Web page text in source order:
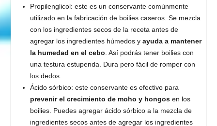
Propilenglicol: este es un conservante comúnmente
utilizado en la fabricación de boilies caseros. Se mezcla
con los ingredientes secos de la receta antes de
agregar los ingredientes húmedos y ayuda a mantener
la humedad en el cebo . Así podrás tener boilies con
una testura estupenda. Dura pero fácil de romper con
los dedos.
Ácido sórbico: este conservante es efectivo para
prevenir el crecimiento de moho y hongos en los
boilies. Puedes agregar ácido sórbico a la mezcla de
ingredientes secos antes de agregar los ingredientes